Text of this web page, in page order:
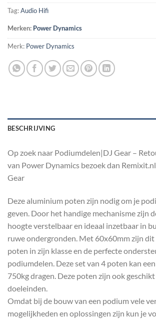
Tag:Audio Hifi
Merken: Power Dynamics
Merk: Power Dynamics
BESCHRIJVING
Op zoek naar Podiumdelen|DJ Gear –
van Power Dynamics bezoek dan
Gear
Deze aluminium poten zijn nodig om je
geven. Door het handige mechanisme zijn
hoogte verstelbaar en ideaal inzetbaar in
ruwe ondergronden. Met 60x60mm zijn dit
poten in zijn klasse en de perfecte
podiumdelen. Deze set van 4 poten kan
750kg dragen. Deze poten zijn ook
doeleinden.
Omdat bij de bouw van een podium vele
mogelijkheden en oplossingen zijn kun je